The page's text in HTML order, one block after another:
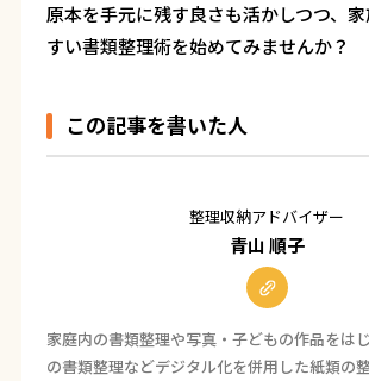
原本を手元に残す良さも活かしつつ、
すい書類整理術を始めてみませんか？
この記事を書いた人
整理収納アドバイザー
青山 順子
家庭内の書類整理や写真・子どもの作品をは
の書類整理などデジタル化を併用した紙類の